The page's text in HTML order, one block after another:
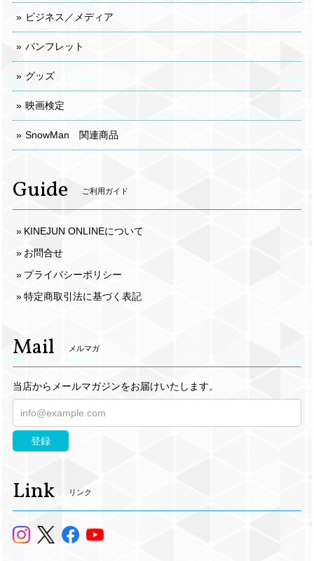
ビジネス／メディア
パンフレット
グッズ
映画検定
SnowMan 関連商品
Guide ご利用ガイド
KINEJUN ONLINEについて
お問合せ
プライバシーポリシー
特定商取引法に基づく表記
Mail メルマガ
当店からメールマガジンをお届けいたします。
登録
Link リンク